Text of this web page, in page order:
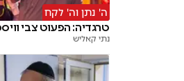
ה' נתן וה' לקח
טרגדיה: הפעוט צבי
נתי קאליש